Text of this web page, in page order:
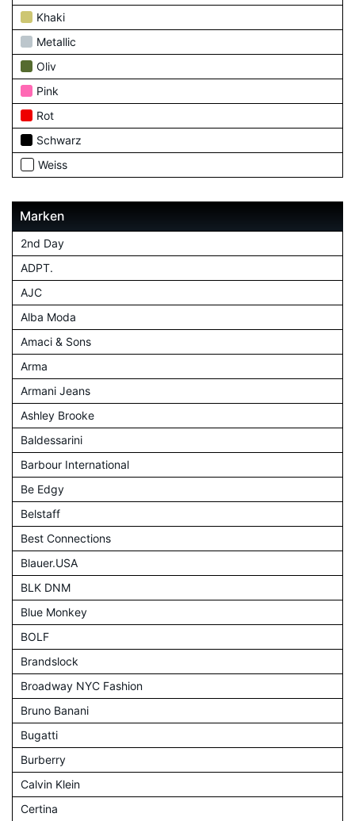
Khaki
Metallic
Oliv
Pink
Rot
Schwarz
Weiss
Marken
2nd Day
ADPT.
AJC
Alba Moda
Amaci & Sons
Arma
Armani Jeans
Ashley Brooke
Baldessarini
Barbour International
Be Edgy
Belstaff
Best Connections
Blauer.USA
BLK DNM
Blue Monkey
BOLF
Brandslock
Broadway NYC Fashion
Bruno Banani
Bugatti
Burberry
Calvin Klein
Certina